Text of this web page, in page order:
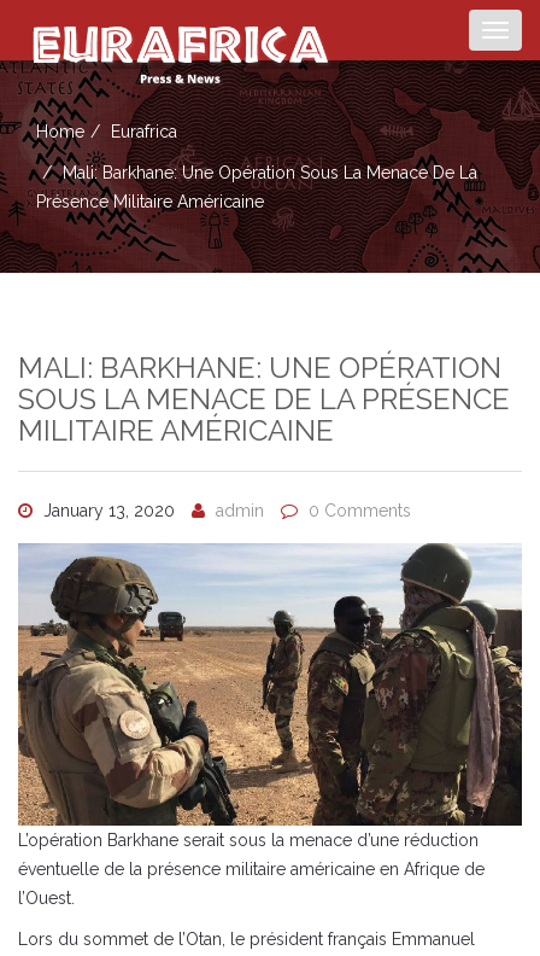
Home Eurafrica
Mali: Barkhane: Une Opération Sous La Menace De La
Présence Militaire Américaine
MALI: BARKHANE: UNE OPÉRATION
SOUS LA MENACE DE LA PRÉSENCE
MILITAIRE AMÉRICAINE
January 13, 2020 admin 0 Comments
L’opération Barkhane serait sous la menace d’une réduction
éventuelle de la présence militaire américaine en Afrique de
l’Ouest.
Lors du sommet de l’Otan, le président français Emmanuel